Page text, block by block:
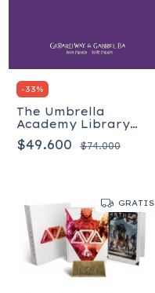
-33%
The Umbrella
Academy Library
Edition Volume 3:
Hotel Oblivion
$49.600 $74.000
GRATIS